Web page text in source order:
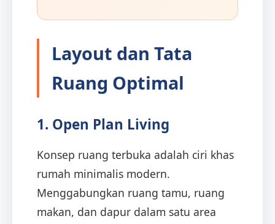
Layout dan Tata
Ruang Optimal
1. Open Plan Living
Konsep ruang terbuka adalah ciri khas
rumah minimalis modern.
Menggabungkan ruang tamu, ruang
makan, dan dapur dalam satu area